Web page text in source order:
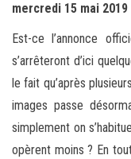
mercredi 15 mai 2019
Est-ce l’annonce
s’arrêteront d’ici
le fait qu’après
images passe
simplement on
opèrent moins ? En